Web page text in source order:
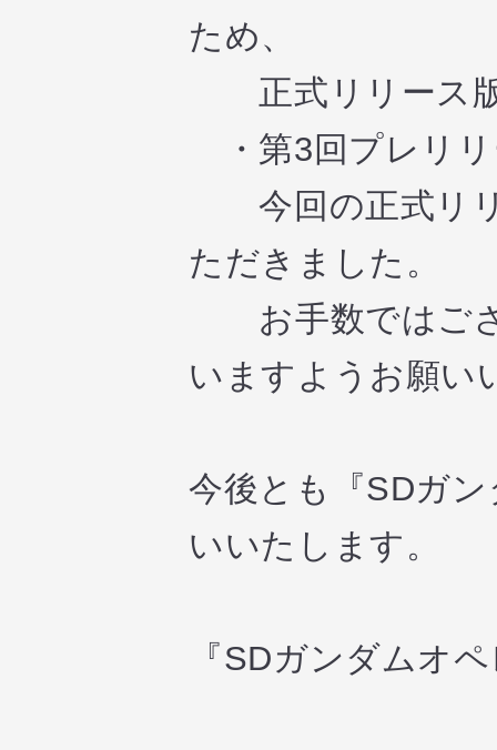
ため、
正式リリース版
・第3回プレリリ
今回の正式リリ
ただきました。
お手数ではござ
いますようお願い
今後とも『SDガ
いいたします。
『SDガンダムオ